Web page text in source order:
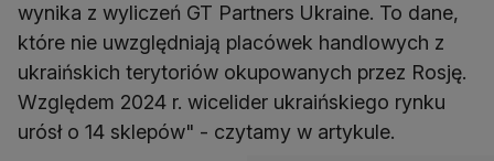
wynika z wyliczeń GT Partners Ukraine. To dane,
które nie uwzględniają placówek handlowych z
ukraińskich terytoriów okupowanych przez Rosję.
Względem 2024 r. wicelider ukraińskiego rynku
urósł o 14 sklepów" - czytamy w artykule.